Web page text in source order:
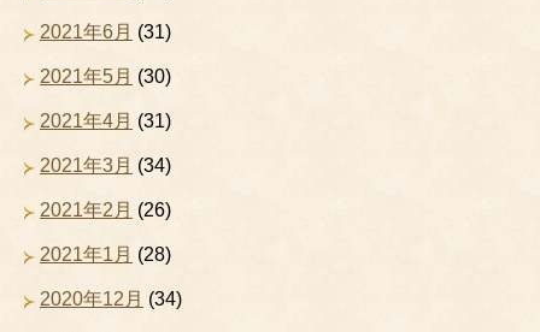
2021年6月 (31)
2021年5月 (30)
2021年4月 (31)
2021年3月 (34)
2021年2月 (26)
2021年1月 (28)
2020年12月 (34)